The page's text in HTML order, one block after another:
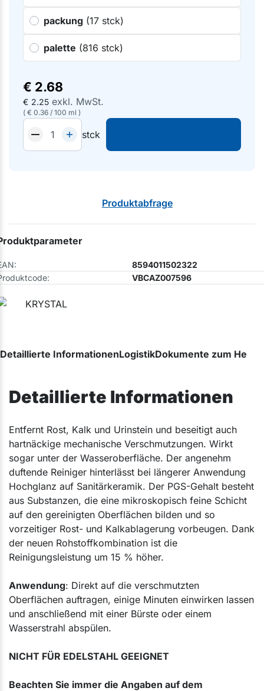
packung (17 stck)
palette (816 stck)
€ 2.68
€ 2.25 exkl. MwSt.
( € 0.36 / 100 ml )
stck
Produktabfrage
8594011502322
VBCAZ007596
Detaillierte InformationenLogistikDokumente zum
Detaillierte Informationen
Entfernt Rost, Kalk und Urinstein und beseitigt auch
hartnäckige mechanische Verschmutzungen. Wirkt
sogar unter der Wasseroberfläche. Der angenehm
duftende Reiniger hinterlässt bei längerer Anwendung
Hochglanz auf Sanitärkeramik. Der PGS-Gehalt besteht
aus Substanzen, die eine mikroskopisch feine Schicht
auf den gereinigten Oberflächen bilden und so
vorzeitiger Rost- und Kalkablagerung vorbeugen. Dank
der neuen Rohstoffkombination ist die
Reinigungsleistung um 15 % höher.
Anwendung: Direkt auf die verschmutzten
Oberflächen auftragen, einige Minuten einwirken lassen
und anschließend mit einer Bürste oder einem
Wasserstrahl abspülen.
NICHT FÜR EDELSTAHL GEEIGNET
Beachten Sie immer die Angaben auf dem